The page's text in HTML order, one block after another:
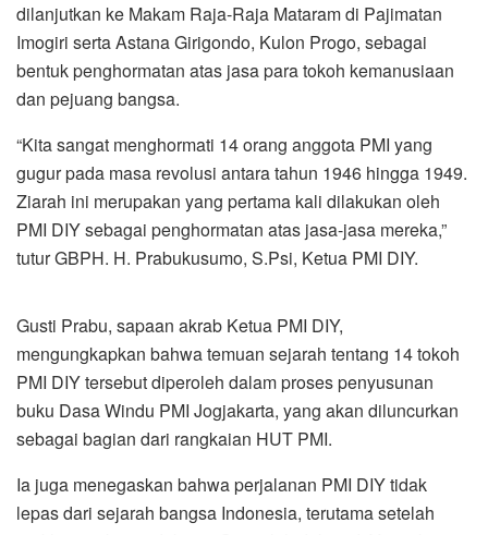
dilanjutkan ke Makam Raja-Raja Mataram di Pajimatan
Imogiri serta Astana Girigondo, Kulon Progo, sebagai
bentuk penghormatan atas jasa para tokoh kemanusiaan
dan pejuang bangsa.
“Kita sangat menghormati 14 orang anggota PMI yang
gugur pada masa revolusi antara tahun 1946 hingga 1949.
Ziarah ini merupakan yang pertama kali dilakukan oleh
PMI DIY sebagai penghormatan atas jasa-jasa mereka,”
tutur GBPH. H. Prabukusumo, S.Psi, Ketua PMI DIY.
Gusti Prabu, sapaan akrab Ketua PMI DIY,
mengungkapkan bahwa temuan sejarah tentang 14 tokoh
PMI DIY tersebut diperoleh dalam proses penyusunan
buku Dasa Windu PMI Jogjakarta, yang akan diluncurkan
sebagai bagian dari rangkaian HUT PMI.
Ia juga menegaskan bahwa perjalanan PMI DIY tidak
lepas dari sejarah bangsa Indonesia, terutama setelah